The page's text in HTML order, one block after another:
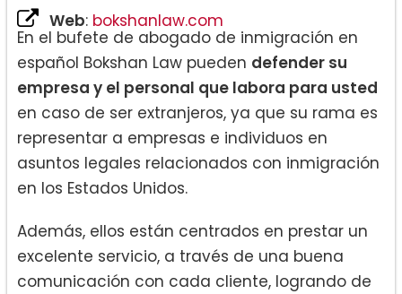
Web: bokshanlaw.com
En el bufete de abogado de inmigración en
español Bokshan Law pueden defender su
empresa y el personal que labora para usted
en caso de ser extranjeros, ya que su rama es
representar a empresas e individuos en
asuntos legales relacionados con inmigración
en los Estados Unidos.
Además, ellos están centrados en prestar un
excelente servicio, a través de una buena
comunicación con cada cliente, logrando de